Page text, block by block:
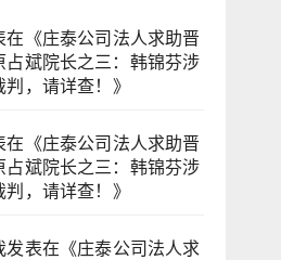
在《庄泰公司法人求助晋
占斌院长之三：韩锦芬涉
，请详查！ 》
在《庄泰公司法人求助晋
占斌院长之三：韩锦芬涉
，请详查！ 》
发表在《庄泰公司法人求